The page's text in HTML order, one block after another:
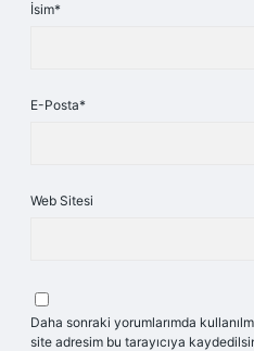
İsim*
E-Posta*
Web Sitesi
Daha sonraki yorumlarımda
site adresim bu tarayıcıya